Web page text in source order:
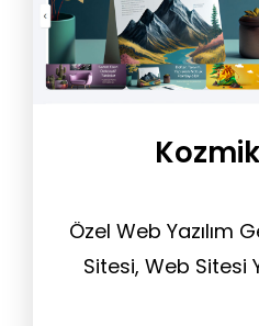
Özel Web Yazılım
Sitesi, Web Sitesi